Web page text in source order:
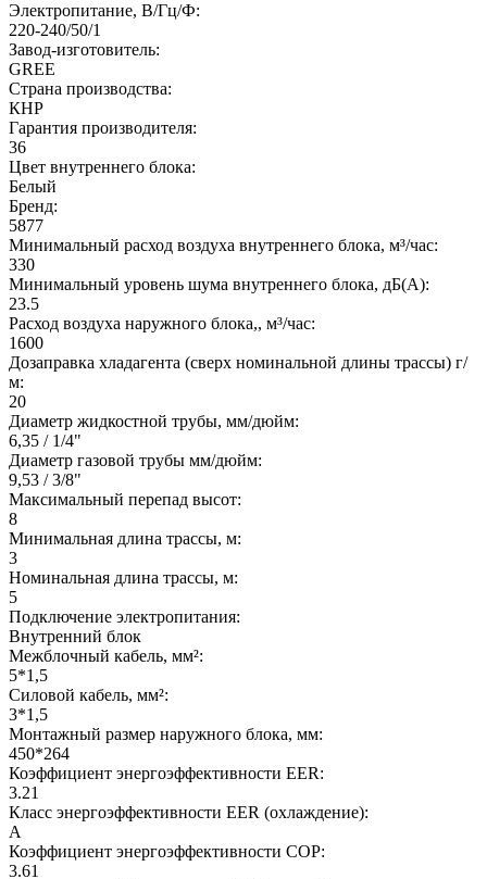
Электропитание, В/Гц/Ф:
220-240/50/1
Завод-изготовитель:
GREE
Страна производства:
КНР
Гарантия производителя:
36
Цвет внутреннего блока:
Белый
Бренд:
5877
Минимальный расход воздуха внутреннего блока, м³/час:
330
Минимальный уровень шума внутреннего блока, дБ(А):
23.5
Расход воздуха наружного блока,, м³/час:
1600
Дозаправка хладагента (сверх номинальной длины трассы) г/
м:
20
Диаметр жидкостной трубы, мм/дюйм:
6,35 / 1/4"
Диаметр газовой трубы мм/дюйм:
9,53 / 3/8"
Максимальный перепад высот:
8
Минимальная длина трассы, м:
3
Номинальная длина трассы, м:
5
Подключение электропитания:
Внутренний блок
Межблочный кабель, мм²:
5*1,5
Силовой кабель, мм²:
3*1,5
Монтажный размер наружного блока, мм:
450*264
Коэффициент энергоэффективности EER:
3.21
Класс энергоэффективности EER (охлаждение):
A
Коэффициент энергоэффективности COP:
3.61